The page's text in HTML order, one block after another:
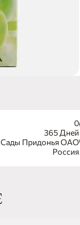
0
365 Дней
Сады Придонья ОАО
Россия